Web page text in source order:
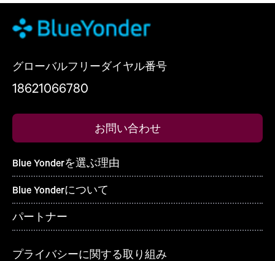
グローバルフリーダイヤル番号
18621066780
お問い合わせ
Blue Yonderを選ぶ理由
Blue Yonderについて
パートナー
プライバシーに関する取り組み